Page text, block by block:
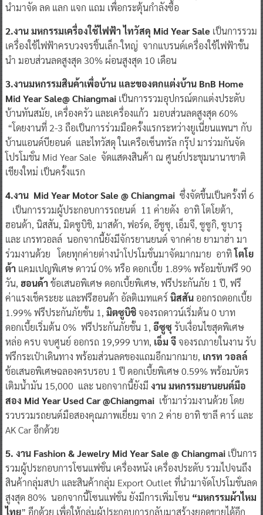
นำมาจัด ลด แลก แจก แถม เพื่อกระตุ้นกำลังซื้อ
2.งาน มหกรรมเครื่องใช้ไฟฟ้า ไทวัสดุ Mid Year Sale เป็นการรวม
เครื่องใช้ไฟฟ้าครบวงจรชิ้นเล็ก-ใหญ่ จากแบรนด์เครื่องใช้ไฟฟ้าชั้น
นำ มอบส่วนลดสูงสุด 30% ผ่อนสูงสุด 10 เดือน
3.งานมหกรรมสินค้าเพื่อบ้าน และของตกแต่งบ้าน BnB Home
Mid Year Sale@ Chiangmai เป็นการรวมอุปกรณ์ตกแต่งประดับ
บ้านทันสมัย, เครื่องครัว และเครื่องแก้ว มอบส่วนลดสูงสุด 60%
“โดยงานที่ 2-3 ถือเป็นการร่วมมือครั้งแรกระหว่างยูเนี่ยนแพนฯ กับ
บ้านแอนด์บียอนด์ และไทวัสดุ ในเครือเซ็นทรัล กรุ๊ป มาร่วมกันจัด
โปรโมชั่น Mid Year Sale จัดแสดงสินค้า ณ ศูนย์ประชุมนานาชาติ
เชียงใหม่ เป็นครั้งแรก
4.งาน Mid Year Motor Sale @ Chiangmai ซึ่งจัดขึ้นเป็นครั้งที่ 6
เป็นการรวมผู้ประกอบการรถยนต์ 11 ค่ายดัง อาทิ โตโยต้า,
ฮอนด้า, นิสสัน, มิตซูบิชิ, มาสด้า, ฟอร์ด, อีซูซุ, เอ็มจี, ซูซูกิ, ซูบารุ
และ เกรทวอลล์ นอกจากนี้ยังมีจักรยานยนต์ จากค่าย ยามาฮ่า มา
ร่วมงานด้วย โดยทุกค่ายต่างนำโปรโมชั่นมาจัดมากมาย อาทิโตโย
ต้าแคมเปญพิเศษ ดาวน์ 0% หรือ ดอกเบี้ย 1.89% พร้อมขับฟรี 90
วัน, ฮอนด้าข้อเสนอพิเศษ ดอกเบี้ยพิเศษ, ฟรีประกันภัย 1 ปี, ฟรี
ค่าแรงเช็คระยะ และฟรีฮอนด้า อัลติเมทแคร์ นิสสันออกรถดอกเบี้ย
1.99% ฟรีประกันภัยชั้น 1, มิตซูบิชิจองรถดาวน์เริ่มต้น 0 บาท
ดอกเบี้ยเริ่มต้น 0% ฟรีประกันภัยชั้น 1, อีซูซุ รับเงื่อนไขสุดพิเศษ
หล่อ ครบ จบศูนย์ ออกรถ 19,999 บาท, เอ็ม จีจองรถภายในงาน รับ
ฟรีกระเป๋าเดินทาง พร้อมส่วนลดของแถมอีกมากมาย, เกรท วอลล์
ข้อเสนอพิเศษฉลองครบรอบ 1 ปี ดอกเบี้ยพิเศษ 0.59% พร้อมบัตร
เติมน้ำมัน 15,000 และ นอกจากนี้ยังมี งาน มหกรรมยานยนต์มือ
สอง Mid Year Used Car @Chiangmai เข้ามาร่วมงานด้วย โดย
รวบรวมรถยนต์มือสองคุณภาพเยี่ยม จาก 2 ค่าย อาทิ ชาลี คาร์ และ
AK Car อีกด้วย
5. งาน Fashion & Jewelry Mid Year Sale @ Chiangmai เป็นการ
รวมผู้ประกอบการโซนแฟชั่น เครื่องหนัง เครื่องประดับ รวมไปจนถึง
สินค้ากลุ่มสปา และสินค้ากลุ่ม Export Outlet ที่นำมาจัดโปรโมชั่นลด
สูงสุด 80% นอกจากนี้โซนแฟชั่น ยังมีการเพิ่มโซน “มหกรรมผ้าไหม
ไทย” อีกด้วย เพื่อให้กลุ่มผู้ประกอบการกลับมาสร้างยอดขายได้อีก